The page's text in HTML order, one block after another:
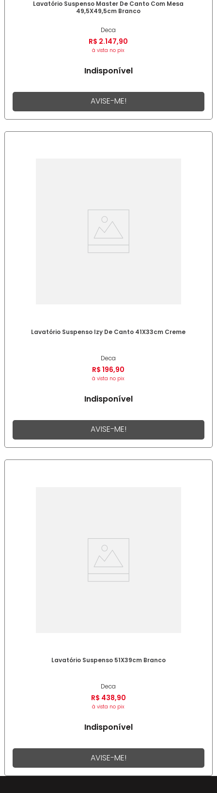
Lavatório Suspenso Master De Canto Com Mesa
49,5X49,5cm Branco
Deca
R$ 2.147,90
à vista no pix
Indisponível
AVISE-ME!
Lavatório Suspenso Izy De Canto 41X33cm Creme
Deca
R$ 196,90
à vista no pix
Indisponível
AVISE-ME!
Lavatório Suspenso 51X39cm Branco
Deca
R$ 438,90
à vista no pix
Indisponível
AVISE-ME!